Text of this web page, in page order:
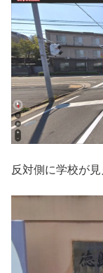
反対側に学校が見